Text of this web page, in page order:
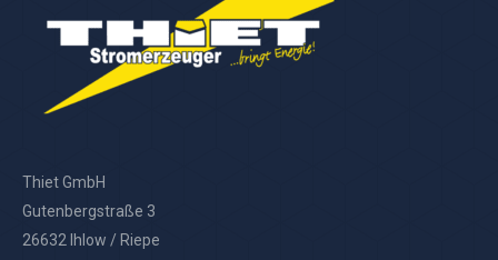
Thiet GmbH
Gutenbergstraße 3
26632 Ihlow / Riepe